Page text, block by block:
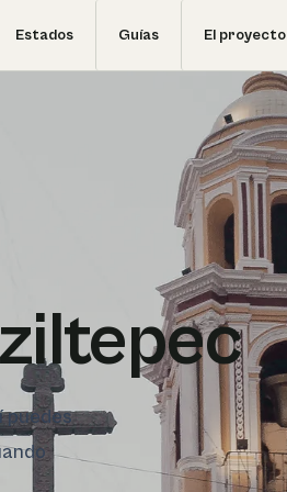
Estados Guías El proyecto
puedes